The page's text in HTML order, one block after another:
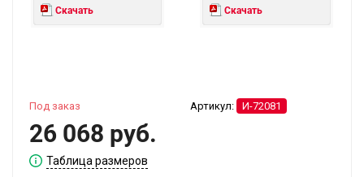
Скачать Скачать
Артикул: И-72081
Под заказ
26 068 руб.
Таблица размеров